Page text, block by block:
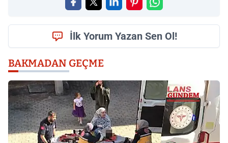
İlk Yorum Yazan Sen Ol!
BAKMADAN GEÇME